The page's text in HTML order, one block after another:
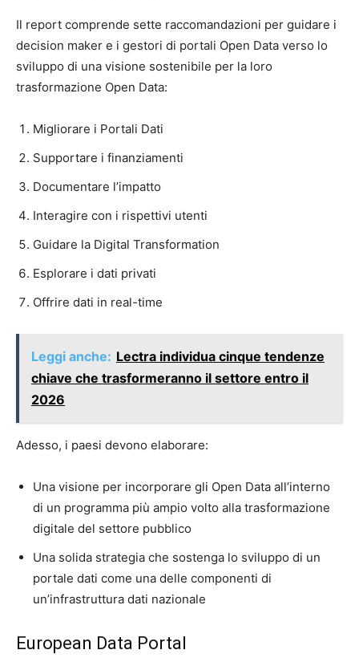
Il report comprende sette raccomandazioni per guidare i
decision maker e i gestori di portali Open Data verso lo
sviluppo di una visione sostenibile per la loro
trasformazione Open Data:
Migliorare i Portali Dati
Supportare i finanziamenti
Documentare l’impatto
Interagire con i rispettivi utenti
Guidare la Digital Transformation
Esplorare i dati privati
Offrire dati in real-time
Leggi anche: Lectra individua cinque tendenze
chiave che trasformeranno il settore entro il
2026
Adesso, i paesi devono elaborare:
Una visione per incorporare gli Open Data all’interno
di un programma più ampio volto alla trasformazione
digitale del settore pubblico
Una solida strategia che sostenga lo sviluppo di un
portale dati come una delle componenti di
un’infrastruttura dati nazionale
European Data Portal